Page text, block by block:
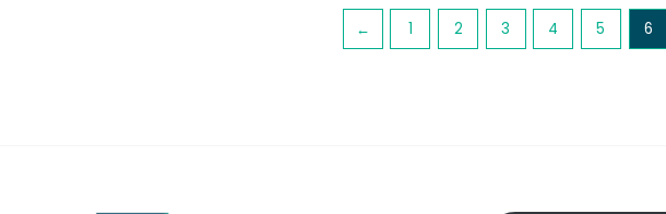
← 1 2 3 4 5 6